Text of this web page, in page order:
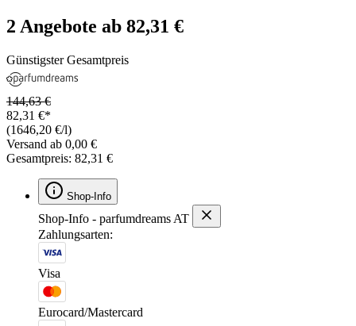
2 Angebote ab 82,31 €
Günstigster Gesamtpreis
144,63 €
82,31 €*
(1646,20 €/l)
Versand ab 0,00 €
Gesamtpreis: 82,31 €
Shop-Info
Shop-Info - parfumdreams AT
Zahlungsarten:
Visa
Eurocard/Mastercard